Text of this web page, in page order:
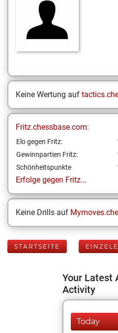
Keine Wertung auf
Fritz.chessbase.com:
Elo gegen Fritz:
Gewinnpartien Fritz:
Schönheitspunkte
Erfolge gegen Fritz...
Keine Drills auf
STARTSEITE
Your Latest
Activity
Today